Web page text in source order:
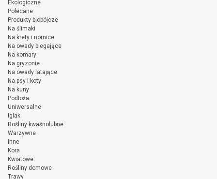
Ekologiczne
Polecane
Produkty biobójcze
Na ślimaki
Na krety i nornice
Na owady biegające
Na komary
Na gryzonie
Na owady latające
Na psy i koty
Na kuny
Podłoża
Uniwersalne
Iglak
Rośliny kwaśnolubne
Warzywne
Inne
Kora
Kwiatowe
Rośliny domowe
Trawy